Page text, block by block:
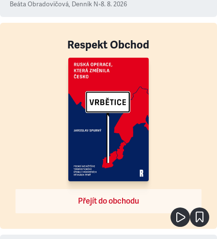
Beáta Obradovičová, Denník N•8. 8. 2026
Respekt Obchod
Přejít do obchodu